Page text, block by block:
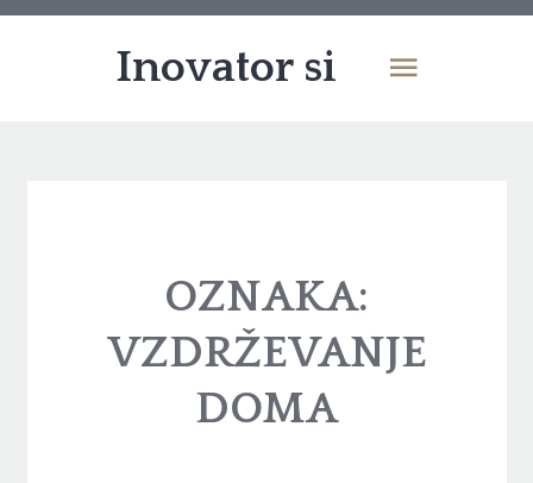
Inovator si
OZNAKA:
VZDRŽEVANJE
DOMA